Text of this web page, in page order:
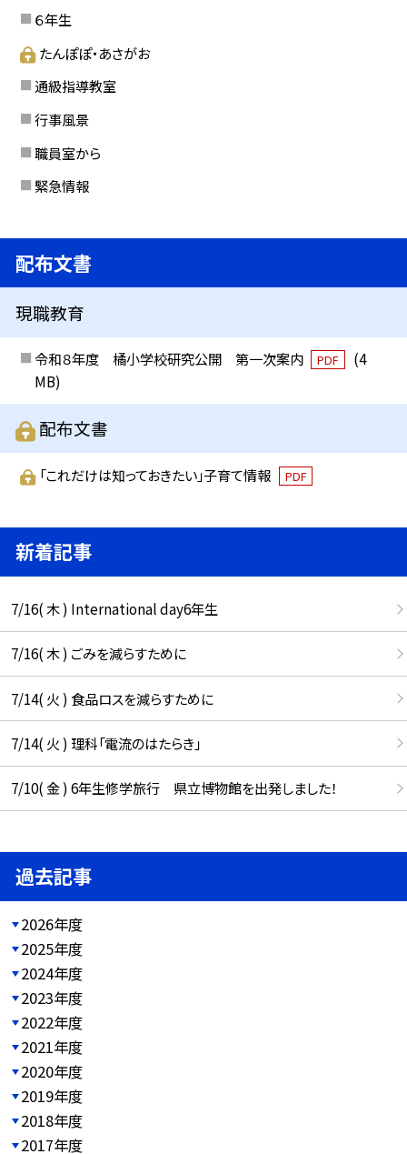
６年生
たんぽぽ・あさがお
通級指導教室
行事風景
職員室から
緊急情報
配布文書
現職教育
令和８年度 橘小学校研究公開 第一次案内 PDF
(4
MB)
配布文書
「これだけは知っておきたい」子育て情報 PDF
新着記事
7/16( 木 ) International day6年生
7/16( 木 ) ごみを減らすために
7/14( 火 ) 食品ロスを減らすために
7/14( 火 ) 理科「電流のはたらき」
7/10( 金 ) 6年生修学旅行 県立博物館を出発しました！
過去記事
2026年度
2025年度
2024年度
2023年度
2022年度
2021年度
2020年度
2019年度
2018年度
2017年度